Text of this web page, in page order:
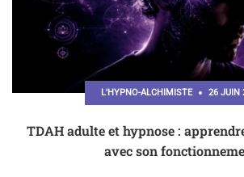
L'HYPNO-ALCHIMISTE 26 JUIN
TDAH adulte et hypnose :
avec son